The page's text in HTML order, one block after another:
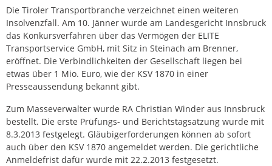
Die Tiroler Transportbranche verzeichnet einen weiteren
Insolvenzfall. Am 10. Jänner wurde am Landesgericht Innsbruck
das Konkursverfahren über das Vermögen der ELITE
Transportservice GmbH, mit Sitz in Steinach am Brenner,
eröffnet. Die Verbindlichkeiten der Gesellschaft liegen bei
etwas über 1 Mio. Euro, wie der KSV 1870 in einer
Presseaussendung bekannt gibt.
Zum Masseverwalter wurde RA Christian Winder aus Innsbruck
bestellt. Die erste Prüfungs- und Berichtstagsatzung wurde mit
8.3.2013 festgelegt. Gläubigerforderungen können ab sofort
auch über den KSV 1870 angemeldet werden. Die gerichtliche
Anmeldefrist dafür wurde mit 22.2.2013 festgesetzt.